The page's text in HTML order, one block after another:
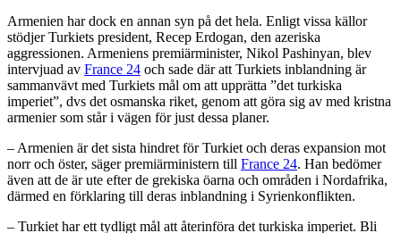
Armenien har dock en annan syn på det hela. Enligt vissa källor
stödjer Turkiets president, Recep Erdogan, den azeriska
aggressionen. Armeniens premiärminister, Nikol Pashinyan, blev
intervjuad av France 24 och sade där att Turkiets inblandning är
sammanvävt med Turkiets mål om att upprätta ”det turkiska
imperiet”, dvs det osmanska riket, genom att göra sig av med kristna
armenier som står i vägen för just dessa planer.
– Armenien är det sista hindret för Turkiet och deras expansion mot
norr och öster, säger premiärministern till France 24. Han bedömer
även att de är ute efter de grekiska öarna och områden i Nordafrika,
därmed en förklaring till deras inblandning i Syrienkonflikten.
– Turkiet har ett tydligt mål att återinföra det turkiska imperiet. Bli